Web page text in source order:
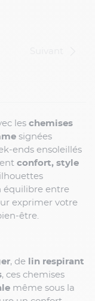
les chemises
signées
ends ensoleillés
confort, style
équilibre entre
exprimer votre
être.
, de
lin respirant
, ces chemises
même sous la